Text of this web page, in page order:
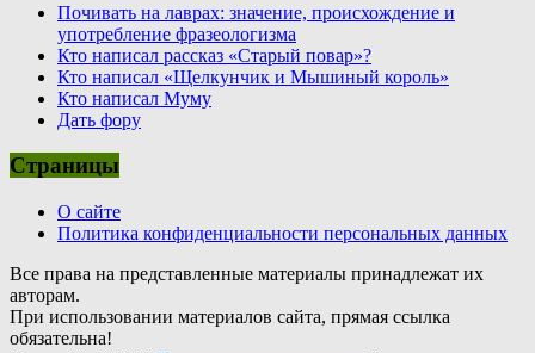
Почивать на лаврах: значение, происхождение и
употребление фразеологизма
Кто написал рассказ «Старый повар»?
Кто написал «Щелкунчик и Мышиный король»
Кто написал Муму
Дать фору
Страницы
О сайте
Политика конфиденциальности персональных данных
Все права на представленные материалы принадлежат их
авторам.
При использовании материалов сайта, прямая ссылка
обязательна!